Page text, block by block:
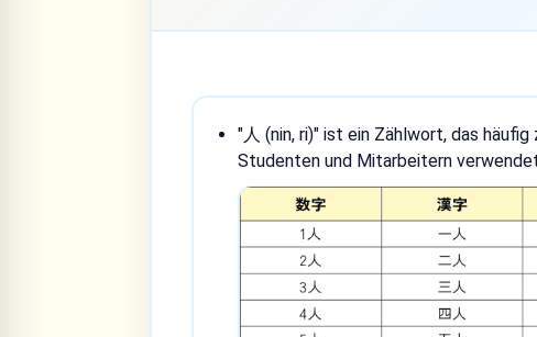
"人 (nin, ri)" ist ein Zählwort, das
Studenten und Mitarbeitern